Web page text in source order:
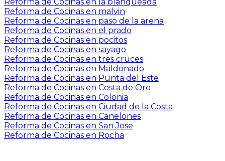
Reforma de Cocinas en la blanqueada
Reforma de Cocinas en malvin
Reforma de Cocinas en paso de la arena
Reforma de Cocinas en el prado
Reforma de Cocinas en pocitos
Reforma de Cocinas en sayago
Reforma de Cocinas en tres cruces
Reforma de Cocinas en Maldonado
Reforma de Cocinas en Punta del Este
Reforma de Cocinas en Costa de Oro
Reforma de Cocinas en Colonia
Reforma de Cocinas en Ciudad de la Costa
Reforma de Cocinas en Canelones
Reforma de Cocinas en San Jose
Reforma de Cocinas en Rocha